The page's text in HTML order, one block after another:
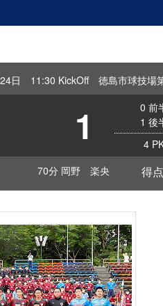
日 11:30 KickOff 徳島市球技場
1 0 前
1 後
4
70分 岡野 楽央 得